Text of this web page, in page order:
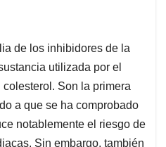
de los inhibidores de la
utilizada por el
Son la primera
a que se ha comprobado
notablemente el riesgo de
Sin embargo, también